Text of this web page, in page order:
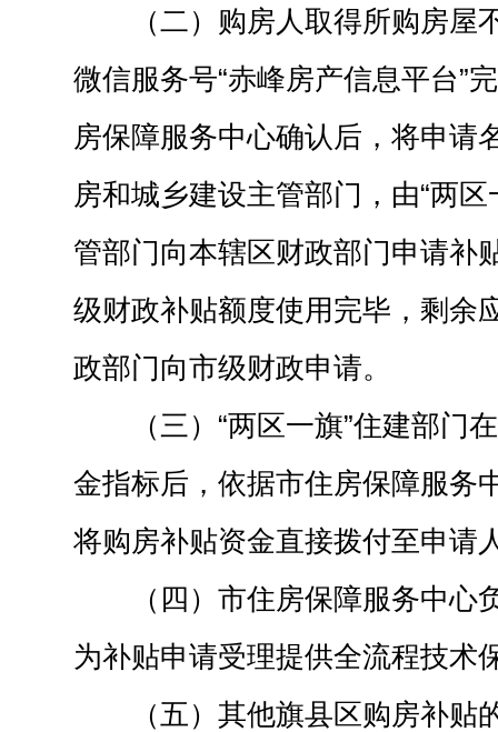
（二）购房人取得所购房
微信服务号“赤峰房产信息平台”
房保障服务中心确认后，将申请
房和城乡建设主管部门，由“两
管部门向本辖区财政部门申请补
级财政补贴额度使用完毕，剩余
政部门向市级财政申请。
（三）“两区一旗”住建部门
金指标后，依据市住房保障服务
将购房补贴资金直接拨付至申请
（四）市住房保障服务中
为补贴申请受理提供全流程技术
（五）其他旗县区购房补